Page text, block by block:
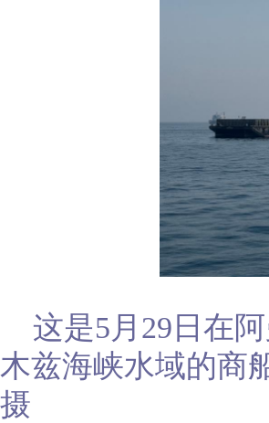
这是5月29日在
木兹海峡水域的商
摄